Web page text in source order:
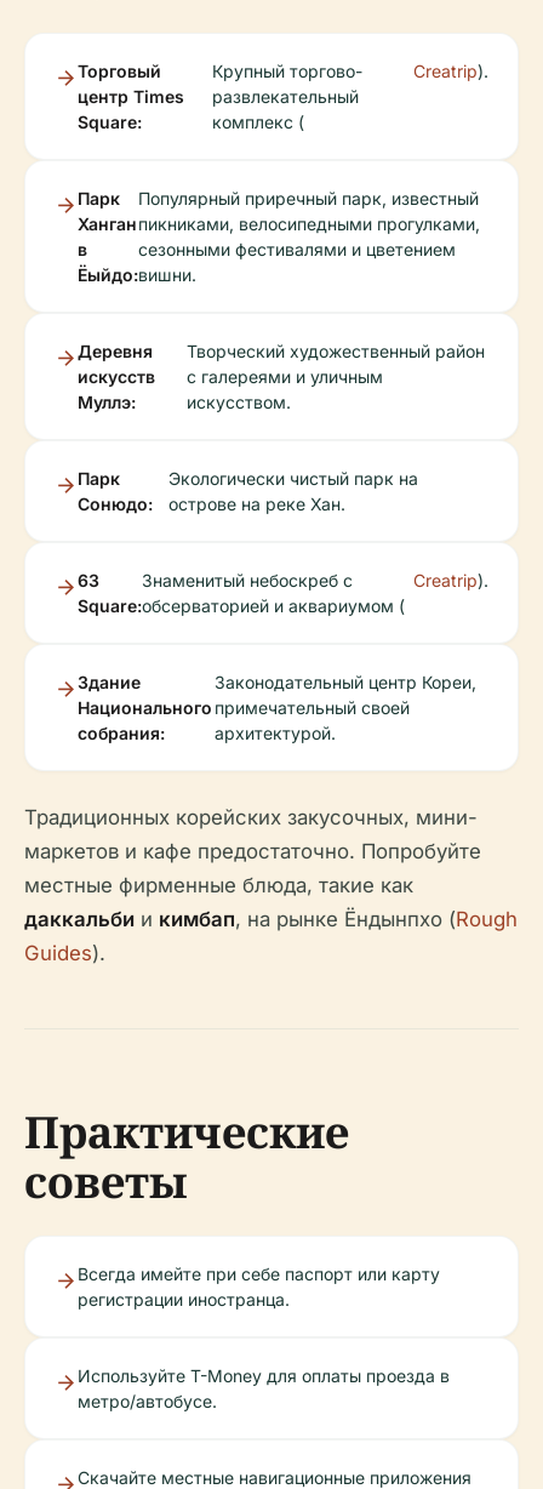
Торговый
центр Times
Square:
Крупный торгово-
развлекательный
комплекс (
Creatrip).
Парк
Ханган
в
Ёыйдо:
Популярный приречный парк, известный
пикниками, велосипедными прогулками,
сезонными фестивалями и цветением
вишни.
Деревня
искусств
Муллэ:
Творческий художественный район
с галереями и уличным
искусством.
Парк
Сонюдо:
Экологически чистый парк на
острове на реке Хан.
63
Square:
Знаменитый небоскреб с
обсерваторией и аквариумом (
Creatrip).
Здание
Национального
собрания:
Законодательный центр Кореи,
примечательный своей
архитектурой.
Традиционных корейских закусочных, мини-
маркетов и кафе предостаточно. Попробуйте
местные фирменные блюда, такие как
даккальби и кимбап, на рынке Ёндынпхо (Rough
Guides).
Практические
советы
Всегда имейте при себе паспорт или карту
регистрации иностранца.
Используйте T-Money для оплаты проезда в
метро/автобусе.
Скачайте местные навигационные приложения